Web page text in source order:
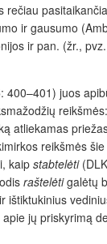
ir gausumo
ir pan. (žr.,
juos
atliekamas
reikšmės
kaip stabtelėti
raštelėtigalėtų
ištiktukinius
jų